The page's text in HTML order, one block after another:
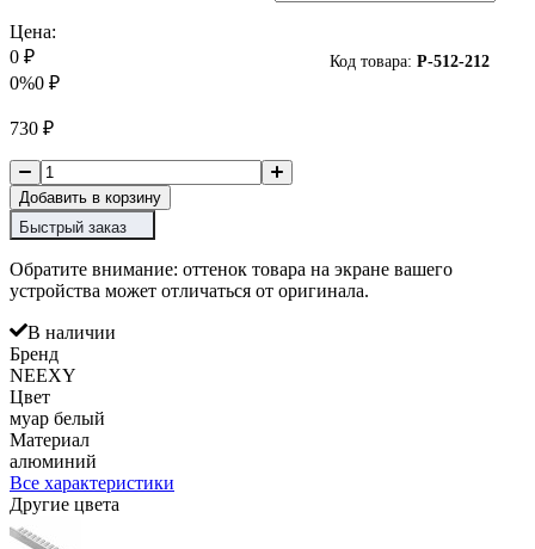
Код товара: P-512-212
Цена:
0 ₽
0%0 ₽
730 ₽
Добавить в корзину
Быстрый заказ
Обратите внимание: оттенок товара на экране вашего
устройства может отличаться от оригинала.
В наличии
Бренд
NEEXY
Цвет
муар белый
Материал
алюминий
Все характеристики
Другие цвета